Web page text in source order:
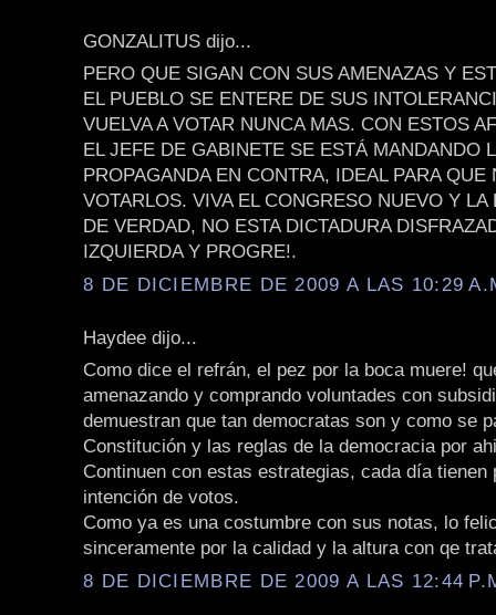
GONZALITUS dijo...
PERO QUE SIGAN CON SUS AMENAZAS Y
EL PUEBLO SE ENTERE DE SUS
VUELVA A VOTAR NUNCA MAS. CON ESTOS
EL JEFE DE GABINETE SE ESTÁ MANDANDO
PROPAGANDA EN CONTRA, IDEAL PARA QUE
VOTARLOS. VIVA EL CONGRESO NUEVO Y LA
DE VERDAD, NO ESTA DICTADURA
IZQUIERDA Y PROGRE!.
8 DE DICIEMBRE DE 2009 A LAS 10:29
Haydee dijo...
Como dice el refrán, el pez por la boca muere!
amenazando y comprando voluntades con
demuestran que tan democratas son y como se
Constitución y las reglas de la democracia por
Continuen con estas estrategias, cada día tienen
intención de votos.
Como ya es una costumbre con sus notas, lo
sinceramente por la calidad y la altura con qe
8 DE DICIEMBRE DE 2009 A LAS 12:44